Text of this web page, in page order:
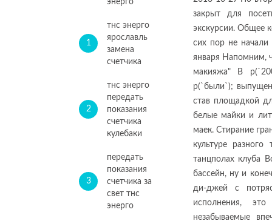
энерго
1
тнс энерго
ярославль
замена
счетчика
2
тнс энерго
передать
показания
счетчика
кулебаки
3
передать
показания
счетчика за
свет тнс
энерго
закрыт для
экскурсии. Общее
сих пор не начали
января Напомним,
макияжа" В
p(`были`);
став площадкой
белые майки и
маек. Стирание
культуре
танцполах клуба
бассейн, ну и
ди-джей с
исполнения,
незабываемые